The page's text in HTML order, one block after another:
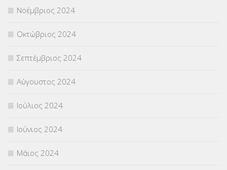
Νοέμβριος 2024
Οκτώβριος 2024
Σεπτέμβριος 2024
Αύγουστος 2024
Ιούλιος 2024
Ιούνιος 2024
Μάιος 2024